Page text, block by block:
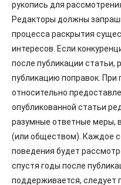
рукопись для
Редакторы должны
процесса раскрытия
интересов. Если
после публикации статьи,
публикацию поправок.
относительно
опубликованной статьи
разумные ответные меры,
(или обществом). Каждое
поведения будет
спустя годы после
поддерживается, следует